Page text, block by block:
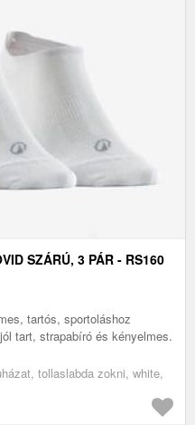
SZÁRÚ, 3 PÁR - RS160
tartós, sportoláshoz
tart, strapabíró és kényelmes.
tollaslabda zokni, white,